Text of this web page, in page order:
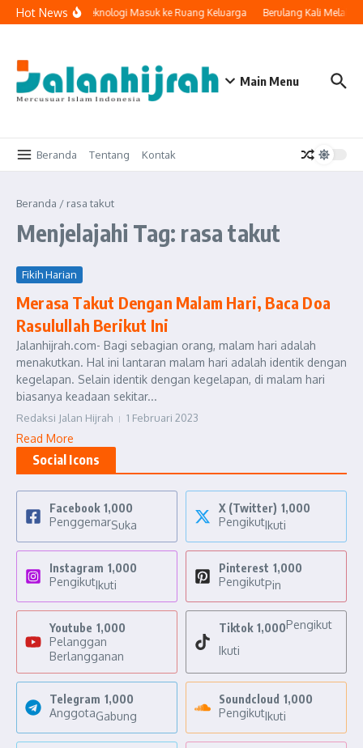
Lewati ke konten
Hot NewsKetika Teknologi Masuk ke Ruang Keluarga Berulang Kali
Main Menu
Beranda Tentang Kontak
Beranda / rasa takut
Menjelajahi Tag: rasa takut
Fikih Harian
Merasa Takut Dengan Malam Hari, Baca Doa
Rasulullah Berikut Ini
Jalanhijrah.com- Bagi sebagian orang, malam hari adalah
menakutkan. Hal ini lantaran malam hari adalah identik dengan
kegelapan. Selain identik dengan kegelapan, di malam hari
biasanya keadaan sekitar...
Redaksi Jalan Hijrah 1 Februari 2023
Read More
Social Icons
Facebook 1,000
PenggemarSuka
X (Twitter) 1,000
PengikutIkuti
Instagram 1,000
PengikutIkuti
Pinterest 1,000
PengikutPin
Youtube 1,000
Pelanggan
Berlangganan
Tiktok 1,000Pengikut
Ikuti
Telegram 1,000
AnggotaGabung
Soundcloud 1,000
PengikutIkuti